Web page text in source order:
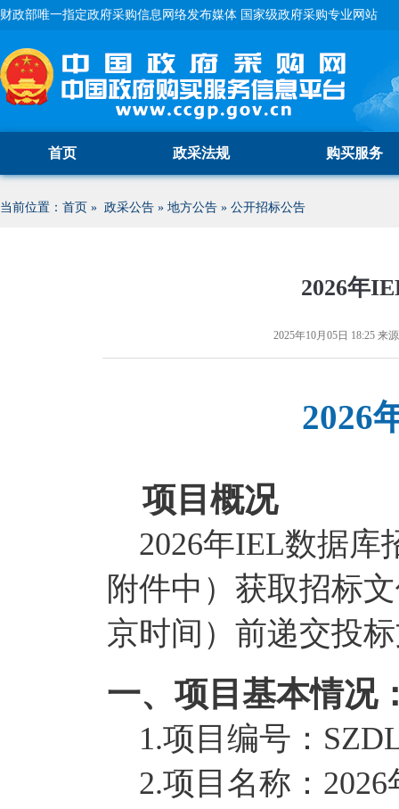
财政部唯一指定政府采购信息网络发布媒体 国家级政府采购专业网站
首页 政采法规 购买服务
当前位置： 首页 » 政采公告 » 地方公告 » 公开招标公告
2026年
2025年10月05日 18:25来
2026
项目概况
2026年IEL数据库
附件中）获取招标
京时间）前递交投
一、项目基本情况
1.项目编号：
2.项目名称：2026